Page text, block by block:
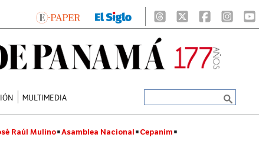
MULTIMEDIA
Raúl Mulino Asamblea Nacional Cepanim